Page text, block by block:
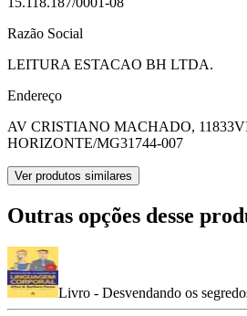
Razão Social
LEITURA ESTACAO BH LTDA.
Endereço
AV CRISTIANO MACHADO, 11833
HORIZONTE/MG31744-007
Ver produtos similares
Outras opções desse
Livro - Desvendando os